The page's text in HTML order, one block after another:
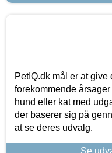
PetIQ.dk mål er at
forekommende
hund eller kat med
der baserer sig på
at se deres udvalg.
Se